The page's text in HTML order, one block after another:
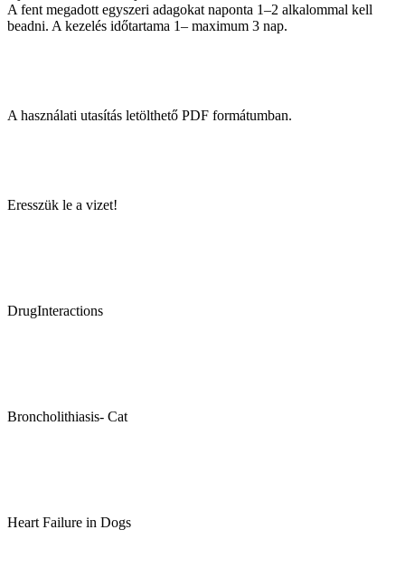
A fent megadott egyszeri adagokat naponta 1–2 alkalommal kell
beadni. A kezelés időtartama 1– maximum 3 nap.
A használati utasítás letölthető PDF formátumban.
Eresszük le a vizet!
DrugInteractions
Broncholithiasis- Cat
Heart Failure in Dogs